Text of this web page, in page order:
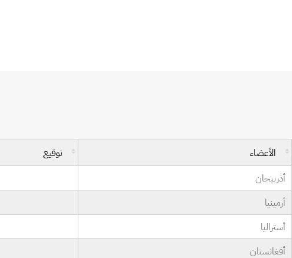
الأعضاء توقيع
أذربيجان
أرمينيا
أستراليا
أفغانستان